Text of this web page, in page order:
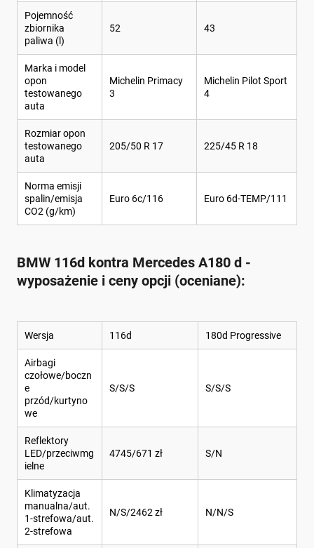
Pojemność
zbiornika
paliwa (l)
52 43
Marka i model
opon
testowanego
auta
Michelin Primacy
3
Michelin Pilot Sport
4
Rozmiar opon
testowanego
auta
205/50 R 17 225/45 R 18
Norma emisji
spalin/emisja
CO2 (g/km)
Euro 6c/116 Euro 6d-TEMP/111
BMW 116d kontra Mercedes A180 d -
wyposażenie i ceny opcji (oceniane):
Wersja 116d 180d Progressive
Airbagi
czołowe/boczn
e
przód/kurtyno
we
S/S/S S/S/S
Reflektory
LED/przeciwmg
ielne
4745/671 zł S/N
Klimatyzacja
manualna/aut.
1-strefowa/aut.
2-strefowa
N/S/2462 zł N/N/S